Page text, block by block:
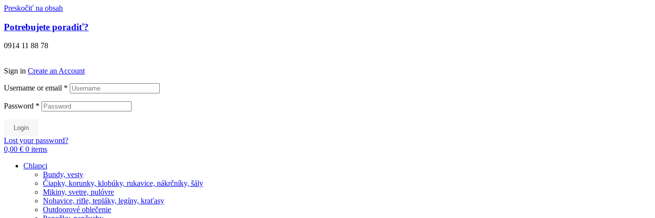
Preskočiť na obsah
Potrebujete poradiť?
0914 11 88 78
Sign in Create an Account
Username or email *
Password *
Login
Lost your password?
0,00 € 0 items
Chlapci
Bundy, vesty
Čiapky, korunky, klobúky, rukavice, nákrčníky, šály
Mikiny, svetre, pulóvre
Nohavice, rifle, tepláky, legíny, kraťasy
Outdoorové oblečenie